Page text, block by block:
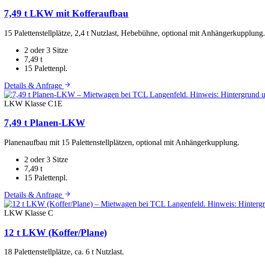
7,49 t LKW mit Kofferaufbau
15 Palettenstellplätze, 2,4 t Nutzlast, Hebebühne, optional mit Anhängerkupplung.
2 oder 3 Sitze
7,49 t
15 Palettenpl.
Details & Anfrage
LKW Klasse C1E
7,49 t Planen-LKW
Planenaufbau mit 15 Palettenstellplätzen, optional mit Anhängerkupplung.
2 oder 3 Sitze
7,49 t
15 Palettenpl.
Details & Anfrage
LKW Klasse C
12 t LKW (Koffer/Plane)
18 Palettenstellplätze, ca. 6 t Nutzlast.